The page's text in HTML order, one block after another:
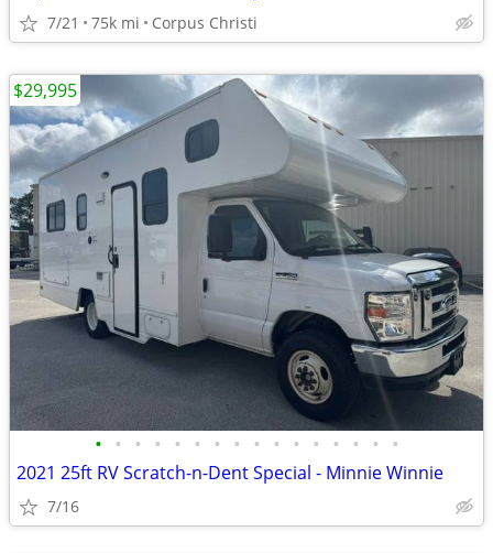
7/21 75k mi Corpus Christi
• • • • • • • • • • • • • • • •
2021 25ft RV Scratch-n-Dent Special - Minnie Winnie
7/16
$29,995